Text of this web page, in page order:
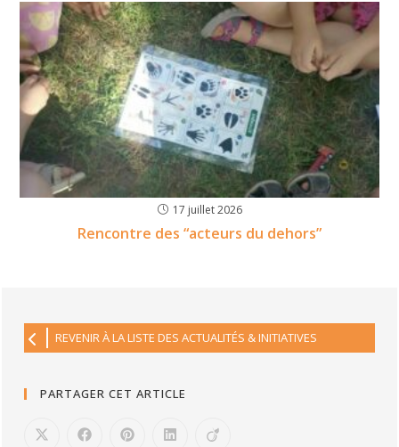
17 juillet 2026
Rencontre des “acteurs du dehors”
REVENIR À LA LISTE DES ACTUALITÉS & INITIATIVES
PARTAGER CET ARTICLE